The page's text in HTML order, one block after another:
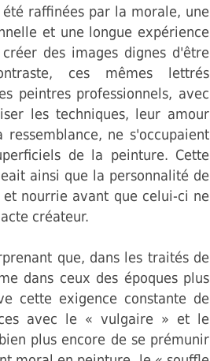
raffinées par la morale, une
et une longue expérience
des images dignes d'être
ces mêmes lettrés
peintres professionnels, avec
les techniques, leur amour
ne s'occupaient
de la peinture. Cette
ainsi que la personnalité de
nourrie avant que celui-ci ne
créateur.
que, dans les traités de
dans ceux des époques plus
cette exigence constante de
avec le « vulgaire » et le
plus encore de se prémunir